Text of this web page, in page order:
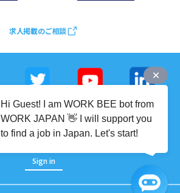
求人掲載のご相談
Sign in
Hi Guest! I am WORK BEE bot from
WORK JAPAN 👋 I will support you
to find a job in Japan. Let's start!